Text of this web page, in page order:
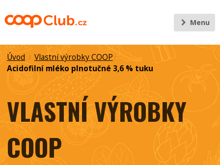
Menu
Úvod / Vlastní výrobky COOP/
Acidofilní mléko plnotučné 3,6 % tuku
VLASTNÍ VÝROBKY
COOP